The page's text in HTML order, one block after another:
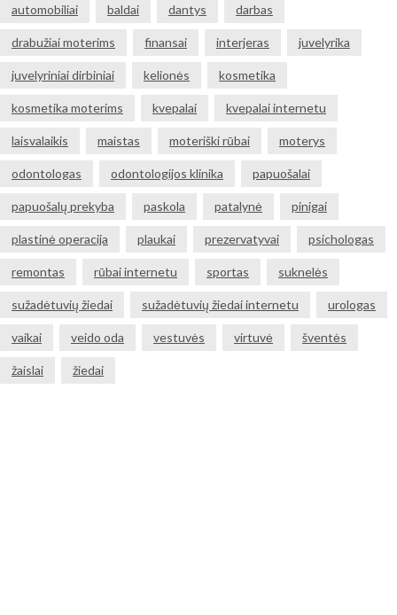
automobiliai baldai dantys darbas
drabužiai moterims finansai interjeras juvelyrika
juvelyriniai dirbiniai kelionės kosmetika
kosmetika moterims kvepalai kvepalai internetu
laisvalaikis maistas moteriški rūbai moterys
odontologas odontologijos klinika papuošalai
papuošalų prekyba paskola patalynė pinigai
plastinė operacija plaukai prezervatyvai psichologas
remontas rūbai internetu sportas suknelės
sužadėtuvių žiedai sužadėtuvių žiedai internetu urologas
vaikai veido oda vestuvės virtuvė šventės
žaislai žiedai